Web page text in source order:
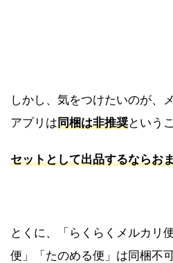
しかし、気をつけたいのが、
アプリは同梱は非推奨という
セットとして出品するならお
とくに、「らくらくメルカリ
便」「たのめる便」は同梱不可